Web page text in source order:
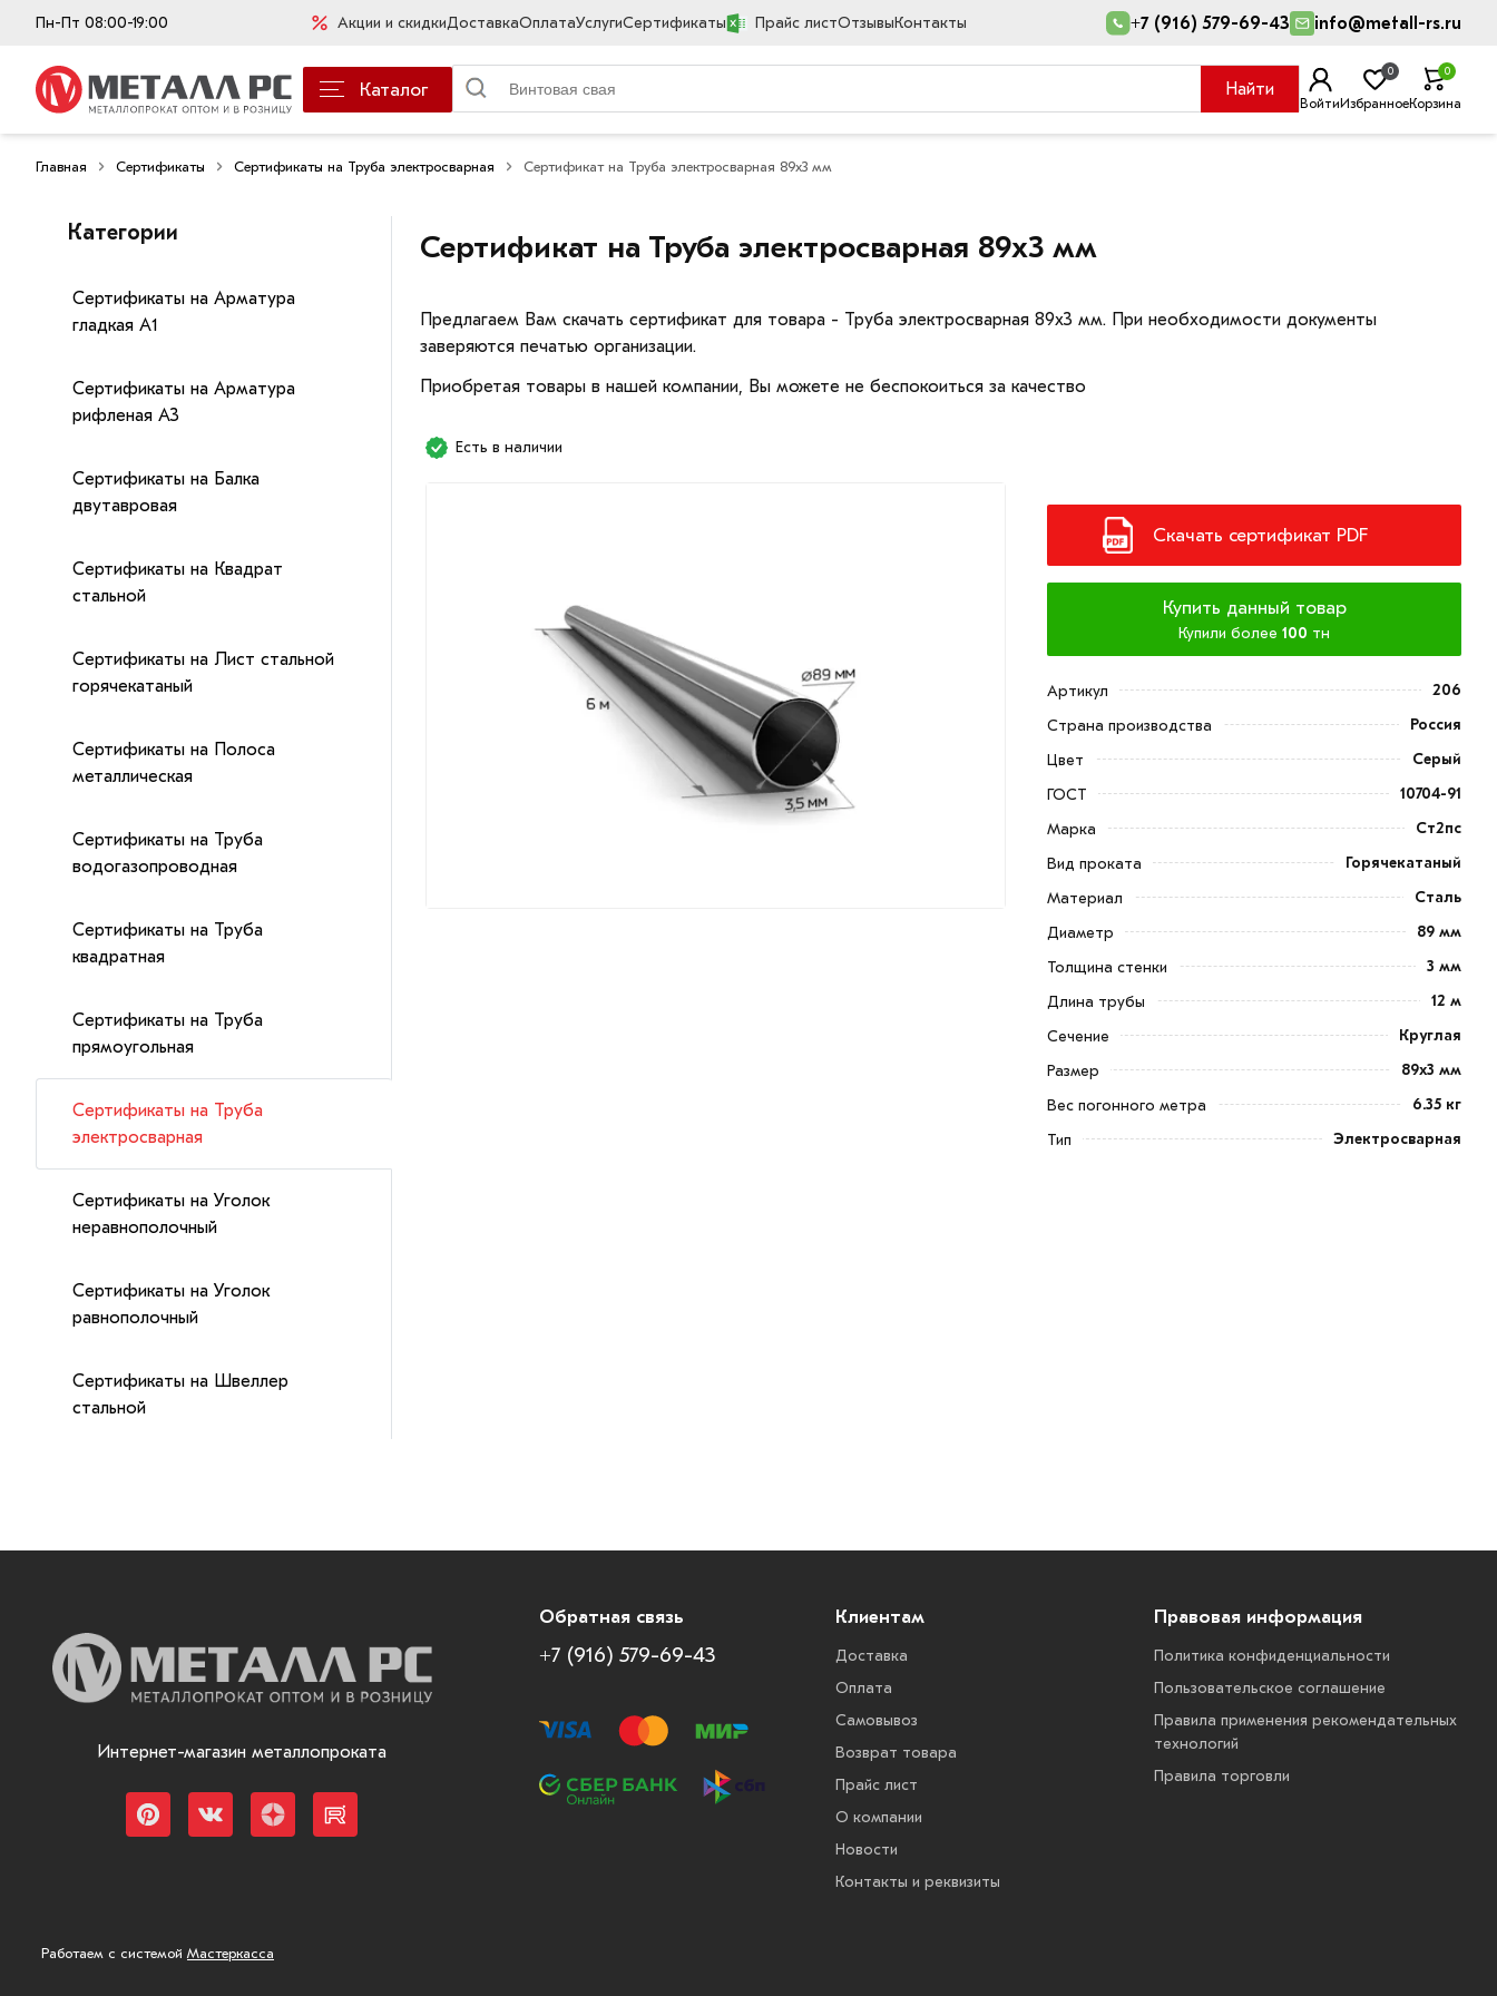
Пн-Пт 08:00-19:00 Акции и скидкиДоставкаОплатаУслугиСертификаты Прайс листОтзывыКонтакты +7 (916) 579-69-43 info@metall-rs.ru
Каталог Найти
ВойтиИзбранное
0
Корзина
0
Главная Сертификаты Сертификаты на Труба электросварная Сертификат на Труба электросварная 89х3 мм
Категории
Сертификаты на Арматура
гладкая А1
Сертификаты на Арматура
рифленая А3
Сертификаты на Балка
двутавровая
Сертификаты на Квадрат
стальной
Сертификаты на Лист стальной
горячекатаный
Сертификаты на Полоса
металлическая
Сертификаты на Труба
водогазопроводная
Сертификаты на Труба
квадратная
Сертификаты на Труба
прямоугольная
Сертификаты на Труба
электросварная
Сертификаты на Уголок
неравнополочный
Сертификаты на Уголок
равнополочный
Сертификаты на Швеллер
стальной
Сертификат на Труба электросварная 89х3 мм
Предлагаем Вам скачать сертификат для товара - Труба электросварная 89х3 мм. При необходимости документы
заверяются печатью организации.
Приобретая товары в нашей компании, Вы можете не беспокоиться за качество
Есть в наличии
Скачать сертификат PDF
Купить данный товар
Купили более 100 тн
Артикул
206
Страна производства
Россия
Цвет
Серый
ГОСТ
10704-91
Марка
Ст2пс
Вид проката
Горячекатаный
Материал
Сталь
Диаметр
89 мм
Толщина стенки
3 мм
Длина трубы
12 м
Сечение
Круглая
Размер
89х3 мм
Вес погонного метра
6.35 кг
Тип
Электросварная
Интернет-магазин металлопроката
Обратная связь
+7 (916) 579-69-43
Клиентам
Доставка
Оплата
Самовывоз
Возврат товара
Прайс лист
О компании
Новости
Контакты и реквизиты
Правовая информация
Политика конфиденциальности
Пользовательское соглашение
Правила применения рекомендательных
технологий
Правила торговли
Работаем с системой Мастеркасса